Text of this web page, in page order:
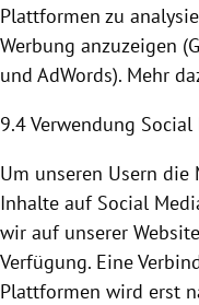
Plattformen zu
Werbung anzuzeigen (
und AdWords). Mehr
9.4 Verwendung Social
Um unseren Usern
Inhalte auf Social
wir auf unserer
Verfügung. Eine
Plattformen wird erst